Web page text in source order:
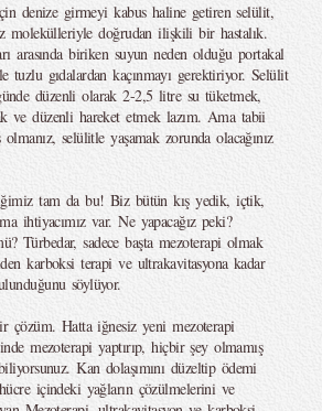
denize girmeyi kabus haline getiren selülit,
doğrudan ilişkili bir hastalık.
arasında biriken suyun neden olduğu portakal
tuzlu gıdalardan kaçınmayı gerektiriyor. Selülit
düzenli olarak 2-2,5 litre su tüketmek,
ve düzenli hareket etmek lazım. Ama tabii
selülitle yaşamak zorunda olacağınız
tam da bu! Biz bütün kış yedik, içtik,
ihtiyacımız var. Ne yapacağız peki?
Türbedar, sadece başta mezoterapi olmak
karboksi terapi ve ultrakavitasyona kadar
söylüyor.
çözüm. Hatta iğnesiz yeni mezoterapi
mezoterapi yaptırıp, hiçbir şey olmamış
Kan dolaşımını düzeltip ödemi
içindeki yağların çözülmelerini ve